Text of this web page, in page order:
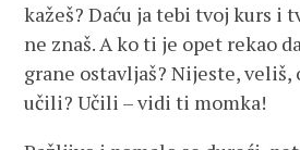
kažeš? Daću ja tebi tvoj kurs i
ne znaš. A ko ti je opet rekao
grane ostavljaš? Nijeste,
učili? Učili – vidi ti momka!